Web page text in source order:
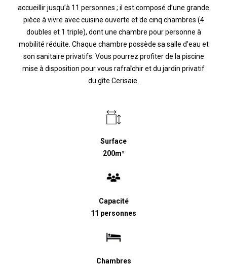
accueillir jusqu’à 11 personnes ; il est composé d’une grande
pièce à vivre avec cuisine ouverte et de cinq chambres (4
doubles et 1 triple), dont une chambre pour personne à
mobilité réduite. Chaque chambre possède sa salle d’eau et
son sanitaire privatifs. Vous pourrez profiter de la piscine
mise à disposition pour vous rafraîchir et du jardin privatif
du gîte Cerisaie.
Surface
200m²
Capacité
11 personnes
Chambres